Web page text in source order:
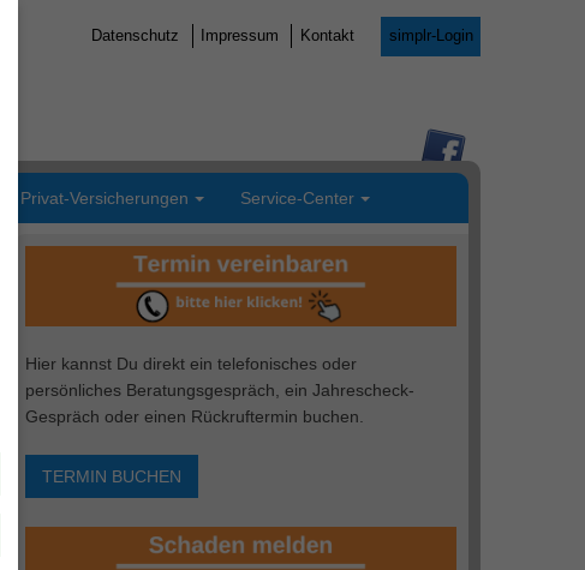
Datenschutz Impressum Kontakt simplr-Login
Privat-Versicherungen Service-Center
Hier kannst Du direkt ein telefonisches oder
persönliches Beratungsgespräch, ein Jahrescheck-
Gespräch oder einen Rückruftermin buchen.
TERMIN BUCHEN